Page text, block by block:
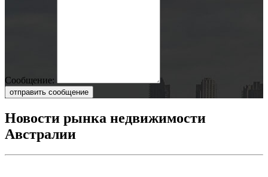
Сообщение:
отправить сообщение
Новости рынка недвижимости
Австралии